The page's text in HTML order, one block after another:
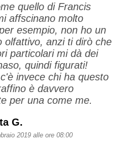
quello di Francis
affscinano molto
esempio, non ho un
olfattivo, anzi ti dirò che
particolari mi dà dei
quindi figurati!
invece chi ha questo
è davvero
per una come me.
G.
2019 alle ore 08:00